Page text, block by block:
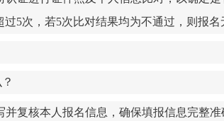
过5次，若5次比对结果均为不通过，则报名
复核本人报名信息，确保填报信息完整